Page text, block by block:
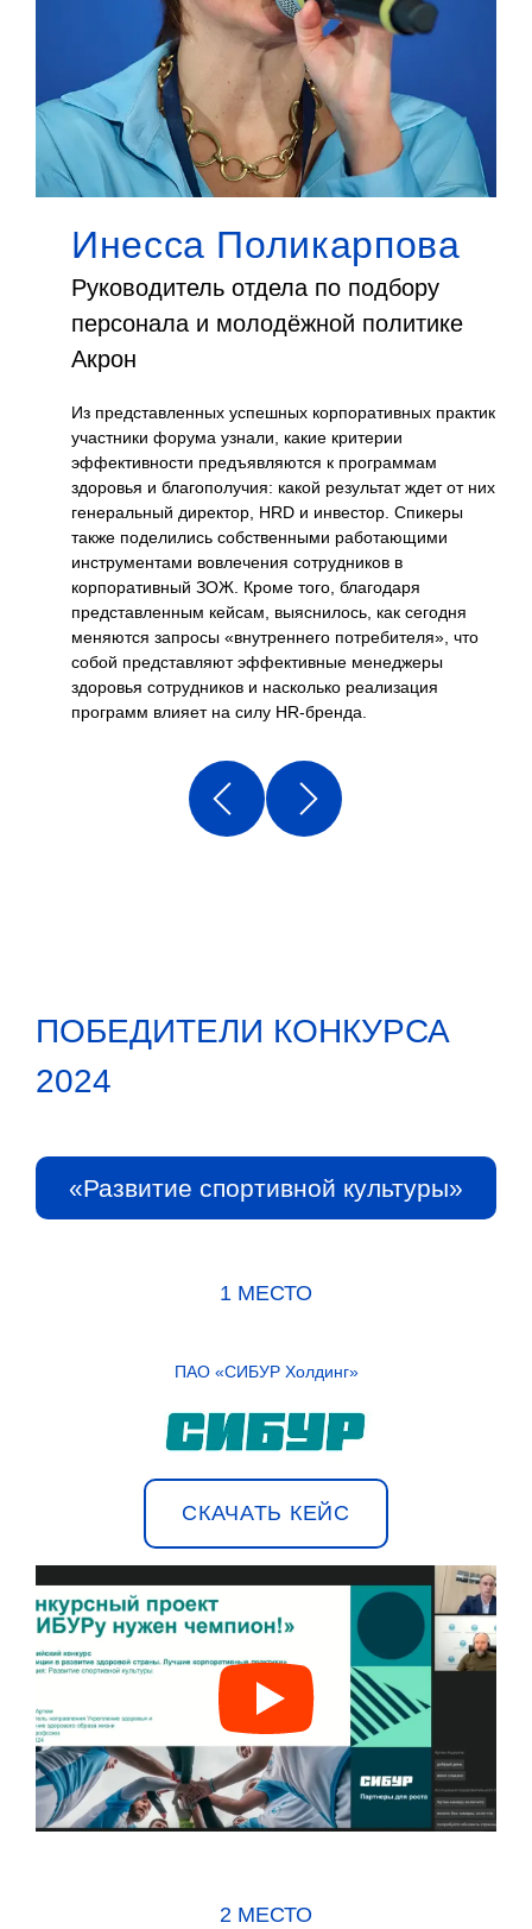
Инесса Поликарпова
Руководитель отдела по подбору
персонала и молодёжной политике
Акрон
Из представленных успешных корпоративных практик
участники форума узнали, какие критерии
эффективности предъявляются к программам
здоровья и благополучия: какой результат ждет от них
генеральный директор, HRD и инвестор. Спикеры
также поделились собственными работающими
инструментами вовлечения сотрудников в
корпоративный ЗОЖ. Кроме того, благодаря
представленным кейсам, выяснилось, как сегодня
меняются запросы «внутреннего потребителя», что
собой представляют эффективные менеджеры
здоровья сотрудников и насколько реализация
программ влияет на силу HR-бренда.
ПОБЕДИТЕЛИ КОНКУРСА
2024
«Развитие спортивной культуры»
1 МЕСТО
ПАО «СИБУР Холдинг»
СКАЧАТЬ КЕЙС
2 МЕСТО